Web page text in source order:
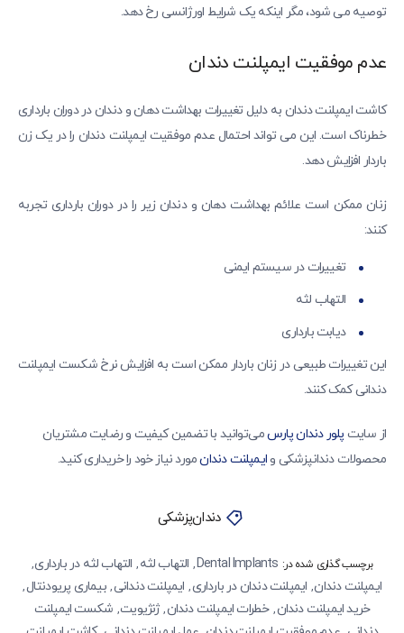
توصیه می شود، مگر اینکه یک شرایط اورژانسی رخ دهد.
عدم موفقیت ایمپلنت دندان
کاشت ایمپلنت دندان به دلیل تغییرات بهداشت دهان و دندان در دوران بارداری
خطرناک است. این می تواند احتمال عدم موفقیت ایمپلنت دندان را در یک زن
باردار افزایش دهد.
زنان ممکن است علائم بهداشت دهان و دندان زیر را در دوران بارداری تجربه
کنند:
تغییرات در سیستم ایمنی
التهاب لثه
دیابت بارداری
این تغییرات طبیعی در زنان باردار ممکن است به افزایش نرخ شکست ایمپلنت
دندانی کمک کنند.
از سایت پلور دندان پارسمی‌توانید با تضمین کیفیت و رضایت مشتریان
محصولات دندانپزشکی وایمپلنت دندانمورد نیاز خود را خریداری کنید.
دندان‌پزشکی
برچسب گذاری شده در: Dental Implants
, التهاب لثه, التهاب لثه در بارداری,
ایمپلنت دندان, ایمپلنت دندان در بارداری, ایمپلنت دندانی,بیماری پریودنتال,
خرید ایمپلنت دندان,خطرات ایمپلنت دندان,ژنژیویت, شکست ایمپلنت